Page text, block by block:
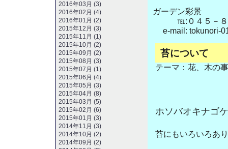
ガーデン彩景
℡:０４５－８９
e-mail: tokunori-
苔について
テーマ： 花、木の事
ホソバオキナゴケ
苔にもいろいろあ
2016年03月 (3)
2016年02月 (4)
2016年01月 (2)
2015年12月 (3)
2015年11月 (1)
2015年10月 (2)
2015年09月 (2)
2015年08月 (3)
2015年07月 (1)
2015年06月 (4)
2015年05月 (3)
2015年04月 (8)
2015年03月 (5)
2015年02月 (6)
2015年01月 (3)
2014年11月 (3)
2014年10月 (2)
2014年09月 (2)